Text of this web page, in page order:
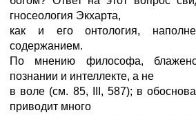
гносеология Экхарта,
как и его онтология,
содержанием.
По мнению философа,
познании и интеллекте, а не
в воле (см. 85, III, 587); в
приводит много